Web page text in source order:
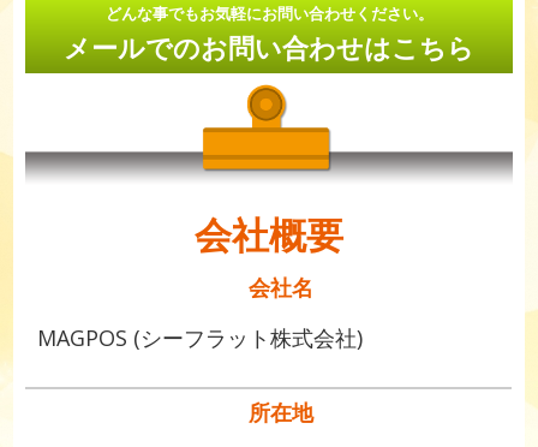
どんな事でもお気軽にお問い合わせください。
メールでのお問い合わせはこちら
会社概要
会社名
MAGPOS (シーフラット株式会社)
所在地